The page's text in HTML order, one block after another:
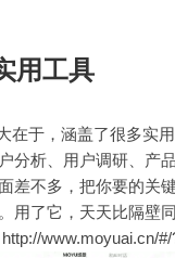
用工具
在于，涵盖了很多实
分析、用户调研、产
差不多，把你要的关
用了它，天天比隔壁
www.moyuai.cn/